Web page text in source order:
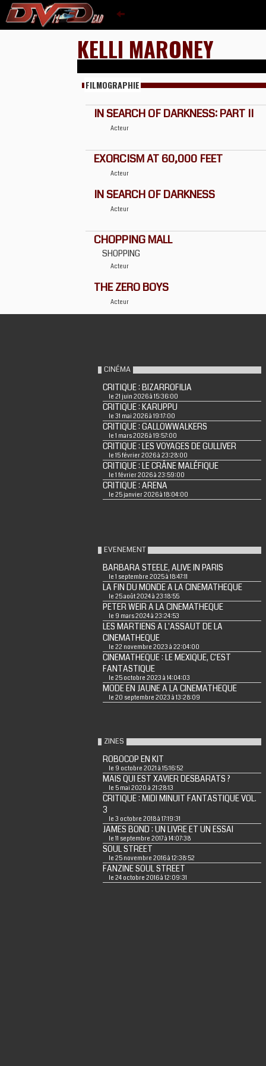
KELLI MARONEY
FILMOGRAPHIE
IN SEARCH OF DARKNESS: PART II
Acteur
EXORCISM AT 60,000 FEET
Acteur
IN SEARCH OF DARKNESS
Acteur
CHOPPING MALL
SHOPPING
Acteur
THE ZERO BOYS
Acteur
CINÉMA
CRITIQUE : BIZARROFILIA
le 21 juin 2026 à 15:36:00
CRITIQUE : KARUPPU
le 31 mai 2026 à 19:17:00
CRITIQUE : GALLOWWALKERS
le 1 mars 2026 à 19:57:00
CRITIQUE : LES VOYAGES DE GULLIVER
le 15 février 2026 à 23:28:00
CRITIQUE : LE CRÂNE MALÉFIQUE
le 1 février 2026 à 23:59:00
CRITIQUE : ARENA
le 25 janvier 2026 à 18:04:00
EVENEMENT
BARBARA STEELE, ALIVE IN PARIS
le 1 septembre 2025 à 18:47:11
LA FIN DU MONDE A LA CINEMATHEQUE
le 25 août 2024 à 23:18:55
PETER WEIR A LA CINEMATHEQUE
le 9 mars 2024 à 23:24:53
LES MARTIENS A L'ASSAUT DE LA
CINEMATHEQUE
le 22 novembre 2023 à 22:04:00
CINEMATHEQUE : LE MEXIQUE, C'EST
FANTASTIQUE
le 25 octobre 2023 à 14:04:03
MODE EN JAUNE A LA CINEMATHEQUE
le 20 septembre 2023 à 13:28:09
ZINES
ROBOCOP EN KIT
le 9 octobre 2021 à 15:16:52
MAIS QUI EST XAVIER DESBARATS ?
le 5 mai 2020 à 21:28:13
CRITIQUE : MIDI MINUIT FANTASTIQUE VOL.
3
le 3 octobre 2018 à 17:19:31
JAMES BOND : UN LIVRE ET UN ESSAI
le 11 septembre 2017 à 14:07:38
SOUL STREET
le 25 novembre 2016 à 12:38:52
FANZINE SOUL STREET
le 24 octobre 2016 à 12:09:31